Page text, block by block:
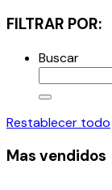
FILTRAR POR:
Buscar
Restablecer todo
Mas vendidos